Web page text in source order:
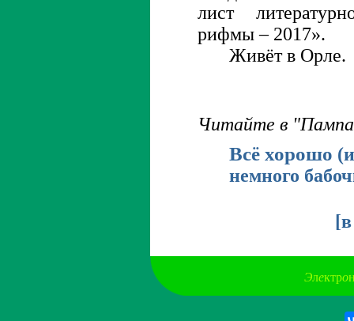
лист
рифмы – 2017».
Живёт в Орле.
Читайте в
Всё хорошо
немного
[
Электро